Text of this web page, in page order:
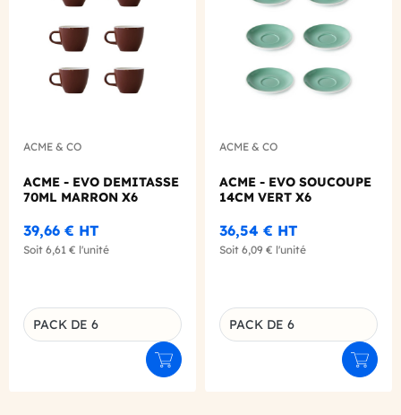
ACME & CO
ACME - EVO DEMITASSE
70ML MARRON X6
39,66 € HT
Soit 6,61 € l'unité
Déclinaison du produit
PACK DE 6
Ajouter au panier
ACME & CO
ACME - EVO SOUCOUPE
14CM VERT X6
36,54 € HT
Soit 6,09 € l'unité
Déclinaison du produit
PACK DE 6